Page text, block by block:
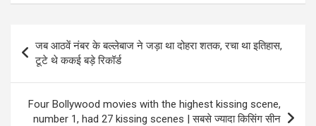
navigation
जब आठवें नंबर के बल्लेबाज ने जड़ा था दोहरा शतक, रचा था इतिहास,
टूटे थे ककई बड़े रिकॉर्ड
Four Bollywood movies with the highest kissing scene,
number 1, had 27 kissing scenes | सबसे ज्यादा किसिंग सीन